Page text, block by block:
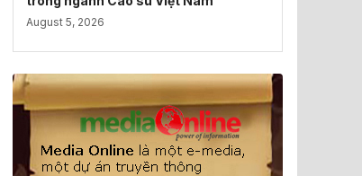
August 5, 2026